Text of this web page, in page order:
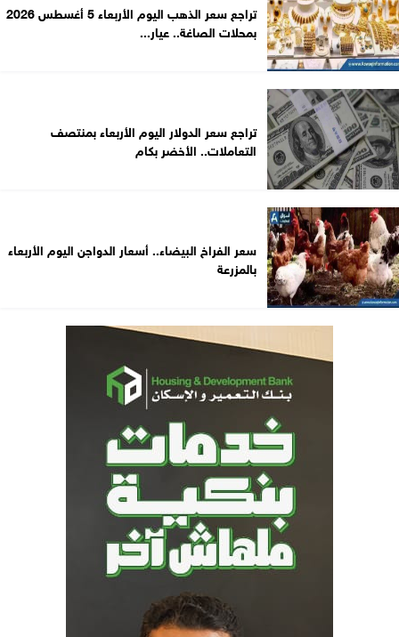
تراجع سعر الذهب اليوم الأربعاء 5 أغسطس 2026
بمحلات الصاغة.. عيار...
تراجع سعر الدولار اليوم الأربعاء بمنتصف
التعاملات.. الأخضر بكام
سعر الفراخ البيضاء.. أسعار الدواجن اليوم الأربعاء
بالمزرعة